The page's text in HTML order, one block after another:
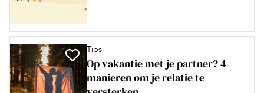
Tips
Op vakantie met je partner? 4
manieren om je relatie te